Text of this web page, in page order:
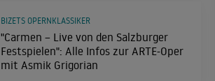
"Carmen – Live von den Salzburger
Festspielen": Alle Infos zur ARTE-Oper
mit Asmik Grigorian
BIZETS OPERNKLASSIKER